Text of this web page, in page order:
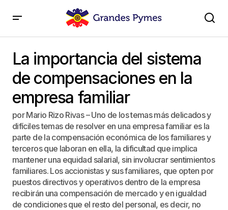
empresa familiar
La importancia del sistema
de compensaciones en la
empresa familiar
por Mario Rizo Rivas – Uno de los temas más delicados y
difíciles temas de resolver en una empresa familiar es la
parte de la compensación económica de los familiares y
terceros que laboran en ella, la dificultad que implica
mantener una equidad salarial, sin involucrar sentimientos
familiares. Los accionistas y sus familiares, que opten por
puestos directivos y operativos dentro de la empresa
recibirán una compensación de mercado y en igualdad
de condiciones que el resto del personal, es decir, no